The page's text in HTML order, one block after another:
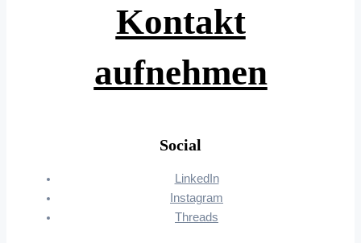
Kontakt
aufnehmen
Social
LinkedIn
Instagram
Threads